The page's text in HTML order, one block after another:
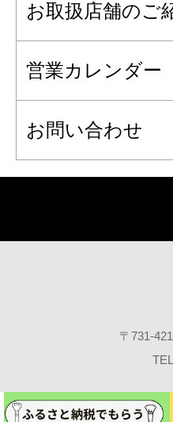
お取扱店舗のご
営業カレンダー
お問い合わせ
〒731-